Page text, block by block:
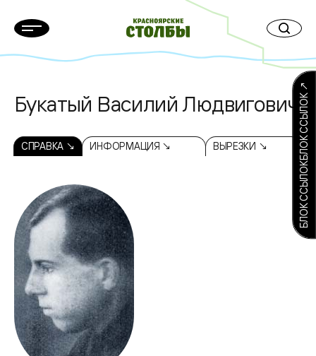
Букатый Василий Людвигович
СПРАВКА ↘ ИНФОРМАЦИЯ ↘ ВЫРЕЗКИ ↘ БЛОК ССЫЛОКБЛОК ССЫЛОК ↗